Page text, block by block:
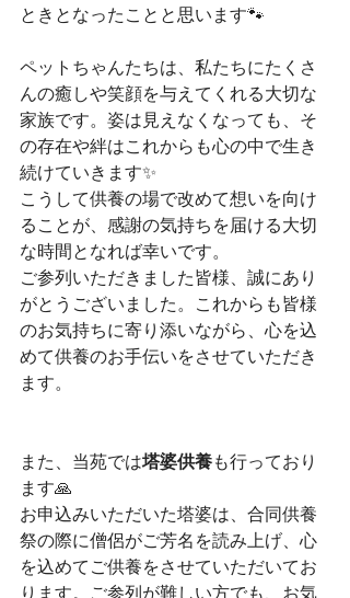
ときとなったことと思います🐾
ペットちゃんたちは、私たちにたくさ
んの癒しや笑顔を与えてくれる大切な
家族です。姿は見えなくなっても、そ
の存在や絆はこれからも心の中で生き
続けていきます✨
こうして供養の場で改めて想いを向け
ることが、感謝の気持ちを届ける大切
な時間となれば幸いです。
ご参列いただきました皆様、誠にあり
がとうございました。これからも皆様
のお気持ちに寄り添いながら、心を込
めて供養のお手伝いをさせていただき
ます。
また、当苑では塔婆供養も行っており
ます🙏
お申込みいただいた塔婆は、合同供養
祭の際に僧侶がご芳名を読み上げ、心
を込めてご供養をさせていただいてお
ります。ご参列が難しい方でも、お気